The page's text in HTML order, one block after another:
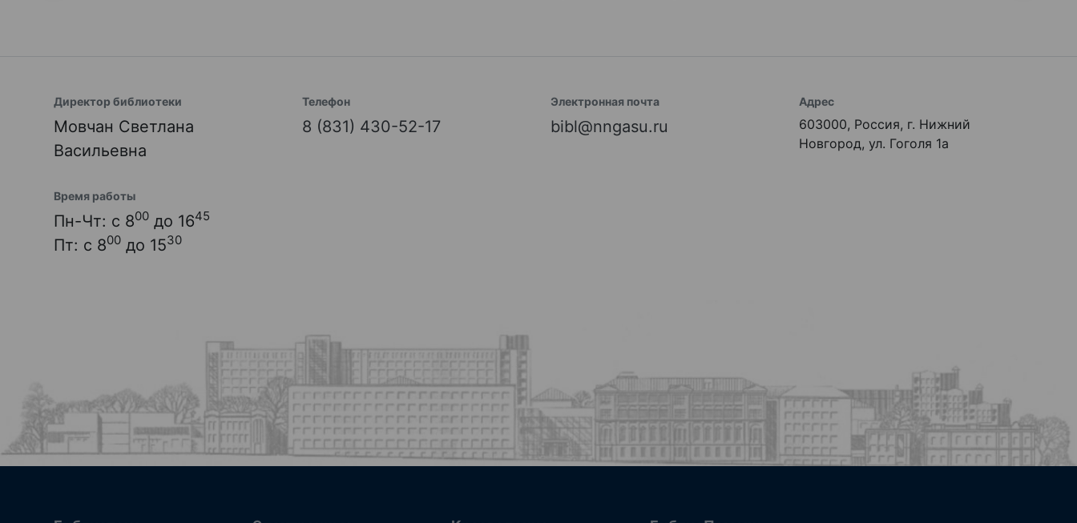
Директор библиотеки
Мовчан Светлана
Васильевна
Телефон
8 (831) 430-52-17
Электронная почта
bibl@nngasu.ru
Адрес
603000, Россия, г. Нижний
Новгород, ул. Гоголя 1а
Время работы
Пн-Чт: с 800 до 1645
Пт: с 800 до 1530